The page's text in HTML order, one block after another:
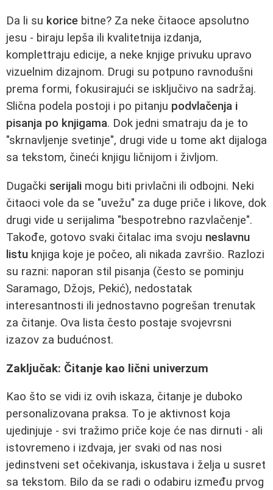
Da li su korice bitne? Za neke čitaoce apsolutno
jesu - biraju lepša ili kvalitetnija izdanja,
komplettraju edicije, a neke knjige privuku upravo
vizuelnim dizajnom. Drugi su potpuno ravnodušni
prema formi, fokusirajući se isključivo na sadržaj.
Slična podela postoji i po pitanju podvlačenja i
pisanja po knjigama. Dok jedni smatraju da je to
"skrnavljenje svetinje", drugi vide u tome akt dijaloga
sa tekstom, čineći knjigu ličnijom i življom.
Dugački serijali mogu biti privlačni ili odbojni. Neki
čitaoci vole da se "uvežu" za duge priče i likove, dok
drugi vide u serijalima "bespotrebno razvlačenje".
Takođe, gotovo svaki čitalac ima svoju neslavnu
listu knjiga koje je počeo, ali nikada završio. Razlozi
su razni: naporan stil pisanja (često se pominju
Saramago, Džojs, Pekić), nedostatak
interesantnosti ili jednostavno pogrešan trenutak
za čitanje. Ova lista često postaje svojevrsni
izazov za budućnost.
Zaključak: Čitanje kao lični univerzum
Kao što se vidi iz ovih iskaza, čitanje je duboko
personalizovana praksa. To je aktivnost koja
ujedinjuje - svi tražimo priče koje će nas dirnuti - ali
istovremeno i izdvaja, jer svaki od nas nosi
jedinstveni set očekivanja, iskustava i želja u susret
sa tekstom. Bilo da se radi o odabiru između prvog